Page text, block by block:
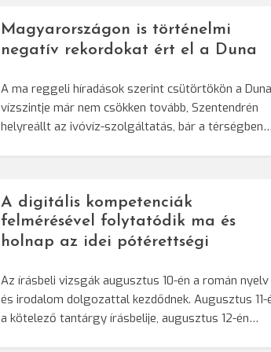
Magyarországon is történelmi
negatív rekordokat ért el a Duna
A ma reggeli híradások szerint csütörtökön a Duna
vízszintje már nem csökken tovább, Szentendrén
helyreállt az ivóvíz-szolgáltatás, bár a térségben…
A digitális kompetenciák
felmérésével folytatódik ma és
holnap az idei pótérettségi
Az írásbeli vizsgák augusztus 10-én a román nyelv
és irodalom dolgozattal kezdődnek. Augusztus 11-
a kötelező tantárgy írásbelije, augusztus 12-én…